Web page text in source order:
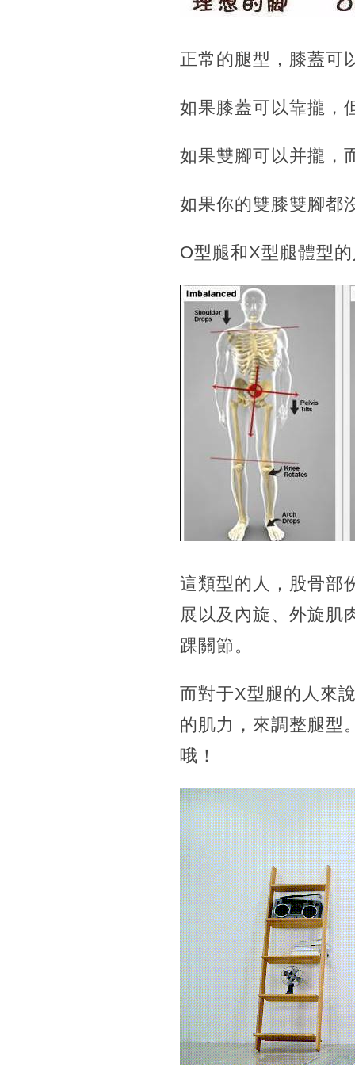
正常的腿型，膝蓋可
如果膝蓋可以靠攏，
如果雙腳可以并攏，
如果你的雙膝雙腳都
O型腿和X型腿體型
這類型的人，股骨部
展以及內旋、外旋肌
踝關節。
而對于X型腿的人來
的肌力，來調整腿型
哦！